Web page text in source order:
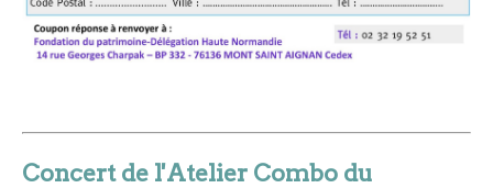
Concert de l'Atelier Combo du